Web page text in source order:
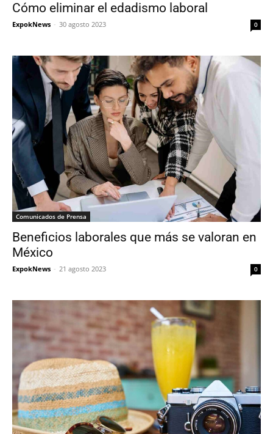
Cómo eliminar el edadismo laboral
ExpokNews - 30 agosto 2023 0
Comunicados de Prensa
Beneficios laborales que más se valoran en
México
ExpokNews - 21 agosto 2023 0